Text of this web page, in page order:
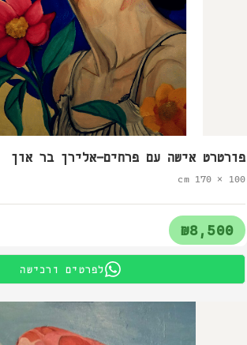
פורטרט אישה עם פרחים-אלירן בר און
100 × 170 cm
₪8,500
לפרטים ורכישה